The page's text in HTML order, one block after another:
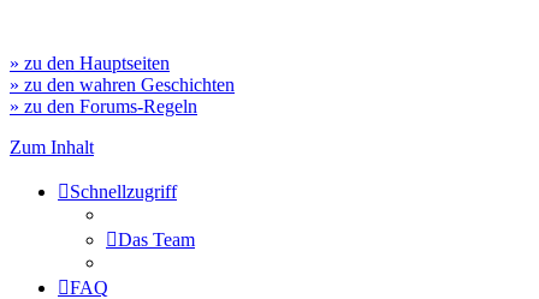
» zu den Hauptseiten
» zu den wahren Geschichten
» zu den Forums-Regeln
Zum Inhalt
Schnellzugriff
Das Team
FAQ